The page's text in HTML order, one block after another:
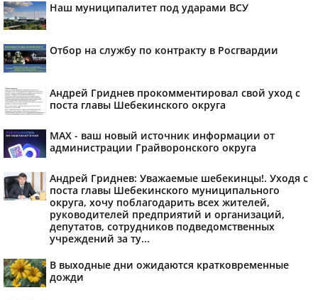
Наш муниципалитет под ударами ВСУ
Отбор на службу по контракту в Росгвардии
Андрей Гриднев прокомментировал свой уход с
поста главы Шебекинского округа
MAX - ваш новый источник информации от
администрации Грайворонского округа
Андрей Гриднев: Уважаемые шебекинцы!. Уходя с
поста главы Шебекинского муниципального
округа, хочу поблагодарить всех жителей,
руководителей предприятий и организаций,
депутатов, сотрудников подведомственных
учреждений за ту...
В выходные дни ожидаются кратковременные
дожди